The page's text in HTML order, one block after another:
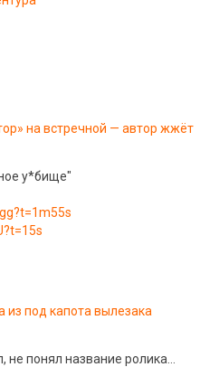
на встречной — автор жжёт
у*бище"
из под капота вылезака
не понял название ролика…